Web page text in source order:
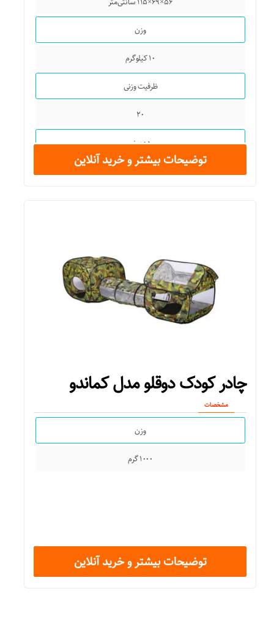
وزن
۱۰ کیلوگرم
ظرفیت وزنی
۲۰
رده سنی
چشمان موجود در دو طرف آن هنگام تکان خوردن الاکلنگ به راست و
چپ حرکت می کند! میز نیمکت و الاکلنگ ظرفیت ۴ کودک همزمان را
دارد و بسیار برای کودکان جذاب و هیجان آور است بسته بندی این
محصول شامل قطعاتی که در تصویر زیر می بینید می باشد دو بخش
توضیحات بیشتر و خرید آنلاین
چادر کودک دوقلو مدل کماندو
مشخصات
وزن
۱۰۰۰ گرم
توضیحات بیشتر و خرید آنلاین